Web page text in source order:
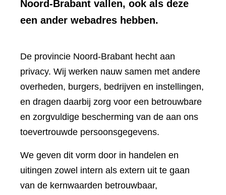
Noord-Brabant vallen, ook als deze
een ander webadres hebben.
De provincie Noord-Brabant hecht aan
privacy. Wij werken nauw samen met andere
overheden, burgers, bedrijven en instellingen,
en dragen daarbij zorg voor een betrouwbare
en zorgvuldige bescherming van de aan ons
toevertrouwde persoonsgegevens.
We geven dit vorm door in handelen en
uitingen zowel intern als extern uit te gaan
van de kernwaarden betrouwbaar,